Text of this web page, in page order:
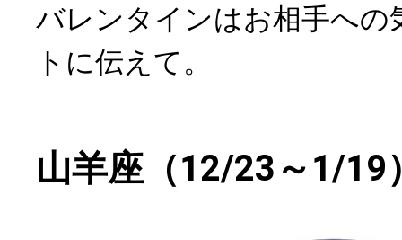
バレンタインはお相手への
トに伝えて。
山羊座（12/23～1/19